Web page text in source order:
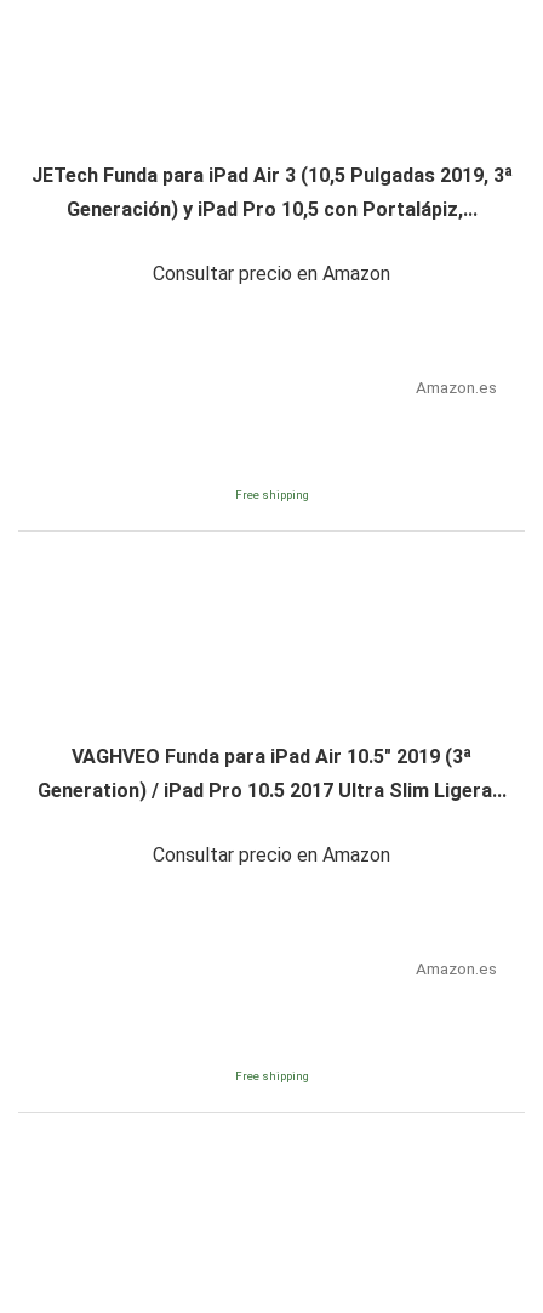
JETech Funda para iPad Air 3 (10,5 Pulgadas 2019, 3ª
Generación) y iPad Pro 10,5 con Portalápiz,...
Consultar precio en Amazon
Amazon.es
Free shipping
VAGHVEO Funda para iPad Air 10.5" 2019 (3ª
Generation) / iPad Pro 10.5 2017 Ultra Slim Ligera...
Consultar precio en Amazon
Amazon.es
Free shipping